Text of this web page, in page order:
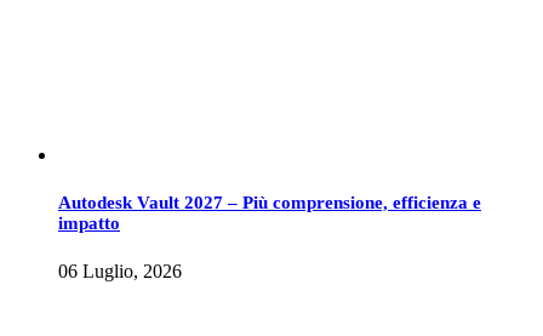
Autodesk Vault 2027 – Più comprensione, efficienza e
impatto
06 Luglio, 2026